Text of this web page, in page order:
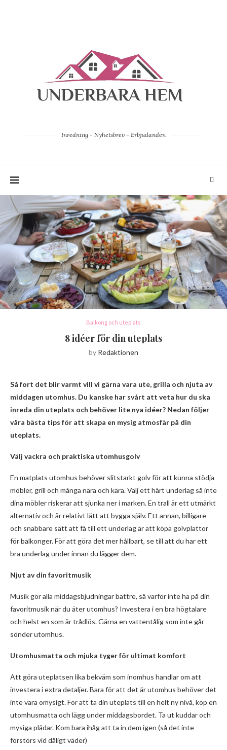
Inredning - Nyhetsbrev - Erbjudanden
Balkong och uteplats
8 idéer för din uteplats
by Redaktionen
Så fort det blir varmt vill vi gärna vara ute, grilla och njuta av
middagen utomhus. Du kanske har svårt att veta hur du ska
inreda din uteplats och behöver lite nya idéer? Nedan följer
våra bästa tips för att skapa en mysig atmosfär på din
uteplats.
Välj vackra och praktiska utomhusgolv
En matplats utomhus behöver slitstarkt golv för att kunna stödja
möbler, grill och många nära och kära. Välj ett hårt underlag så inte
dina möbler riskerar att sjunka ner i marken. En trall är ett utmärkt
alternativ och är relativt lätt att bygga själv. Ett annan, billigare
och snabbare sätt att få till ett underlag är att köpa golvplattor
för balkonger. För att göra det mer hållbart, se till att du har ett
bra underlag under innan du lägger dem.
Njut av din favoritmusik
Musik gör alla middagsbjudningar bättre, så varför inte ha på din
favoritmusik när du äter utomhus? Investera i en bra högtalare
och helst en som är trådlös. Gärna en vattentålig som inte går
sönder utomhus.
Utomhusmatta och mjuka tyger för ultimat komfort
Att göra uteplatsen lika bekväm som inomhus handlar om att
investera i extra detaljer. Bara för att det är utomhus behöver det
inte vara omysigt. För att ta din uteplats till en helt ny nivå, köp en
utomhusmatta och lägg under middagsbordet. Ta ut kuddar och
mysiga plädar. Kom bara ihåg att ta in dem igen (så det inte
förstörs vid dåligt väder)